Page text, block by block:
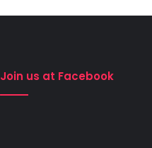
Join us at Facebook